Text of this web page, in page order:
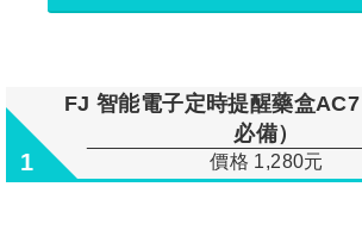
1
FJ 智能電子定時提醒藥盒
必備）
價格 1,280元